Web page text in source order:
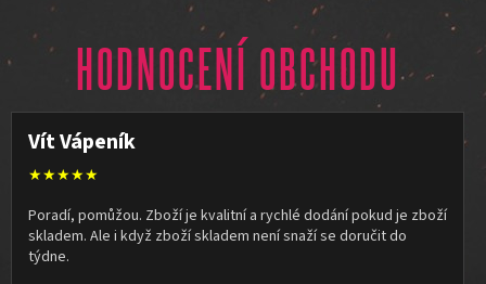
HODNOCENÍ OBCHODU
Vít Vápeník
★★★★★
Poradí, pomůžou. Zboží je kvalitní a rychlé dodání pokud je zboží
skladem. Ale i když zboží skladem není snaží se doručit do
týdne.